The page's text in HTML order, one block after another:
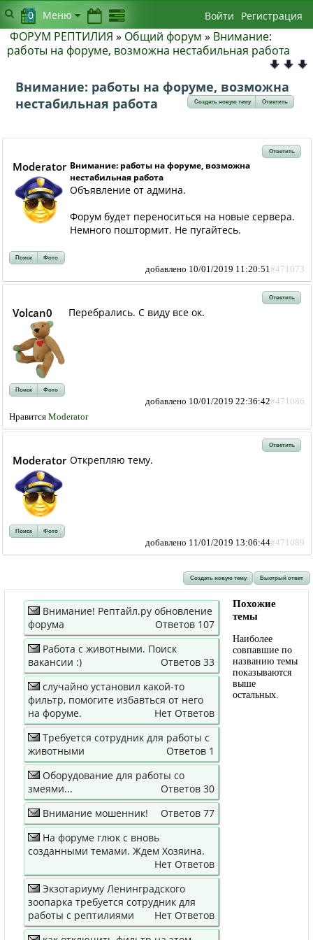
ФОРУМ РЕПТИЛИЯ » Общий форум » Внимание:
работы на форуме, возможна нестабильная работа
Внимание: работы на форуме, возможна
нестабильная работа
Создать новую тему Ответить
Ответить
Moderator Внимание: работы на форуме, возможна
нестабильная работа
Объявление от админа.
Форум будет переноситься на новые сервера.
Немного поштормит. Не пугайтесь.
Поиск Фото
добавлено 10/01/2019 11:20:51 #471073
Ответить
Volcan0 Перебрались. С виду все ок.
Поиск Фото
добавлено 10/01/2019 22:36:42#471086
Нравится Moderator
Ответить
Moderator Открепляю тему.
Поиск Фото
добавлено 11/01/2019 13:06:44#471089
Создать новую тему Быстрый ответ
Внимание! Рептайл.ру обновление
форума
Ответов 107
Работа с животными. Поиск
вакансии :)
Ответов 33
случайно установил какой-то
фильтр, помогите избавться от него
на форуме.
Нет Ответов
Требуется сотрудник для работы с
животными
Ответов 1
Оборудование для работы со
змеями...
Ответов 30
Внимание мошенник!
Ответов 77
На форуме глюк с вновь
созданными темами. Ждем Хозяина.
Нет Ответов
Экзотариуму Ленинградского
зоопарка требуется сотрудник для
работы с рептилиями
Нет Ответов
Похожие
темы
Наиболее
совпавшие по
названию темы
показываются
выше
остальных.
0 Меню Войти Регистрация